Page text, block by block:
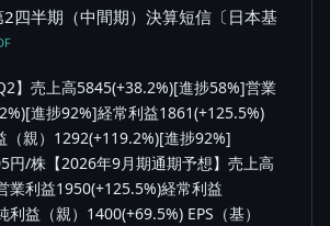
半期（中間期）決算短信〔日本基
】売上高5845(+38.2%)[進捗58%]営業
進捗92%]経常利益1861(+125.5%)
（親）1292(+119.2%)[進捗92%]
円/株【2026年9月期通期予想】売上高
業利益1950(+125.5%)経常利益
益（親）1400(+69.5%) EPS（基）